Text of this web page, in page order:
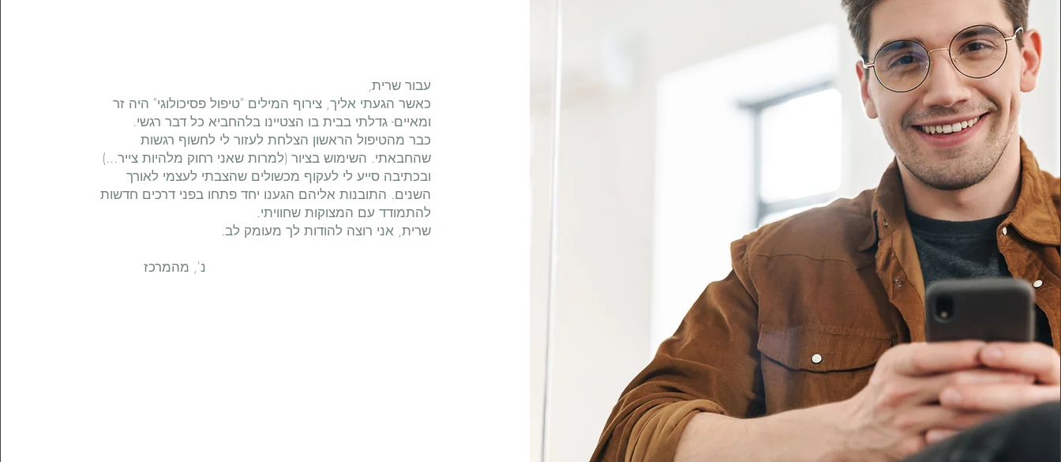
עבור שרית,
כאשר הגעתי אליך, צירוף המילים "טיפול פסיכולוגי" היה זר
ומאיים- גדלתי בבית בו הצטיינו בלהחביא כל דבר רגשי.
כבר מהטיפול הראשון הצלחת לעזור לי לחשוף רגשות
שהחבאתי. השימוש בציור (למרות שאני רחוק מלהיות צייר...)
ובכתיבה סייע לי לעקוף מכשולים שהצבתי לעצמי לאורך
השנים. התובנות אליהם הגענו יחד פתחו בפני דרכים חדשות
להתמודד עם המצוקות שחוויתי.
שרית, אני רוצה להודות לך מעומק לב.
נ', מהמרכז